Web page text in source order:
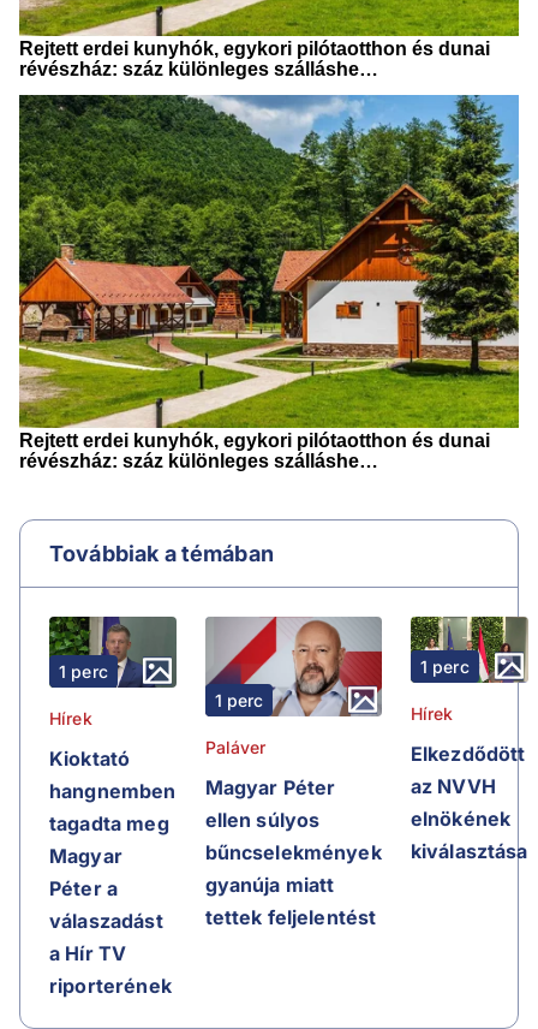
Továbbiak a témában
1 perc
Hírek
Kioktató
hangnemben
tagadta meg
Magyar
Péter a
válaszadást
a Hír TV
riporterének
1 perc
Paláver
Magyar Péter
ellen súlyos
bűncselekmények
gyanúja miatt
tettek feljelentést
1 perc
Hírek
Elkezdődött
az NVVH
elnökének
kiválasztása